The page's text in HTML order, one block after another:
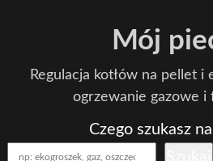
Mój
Regulacja kotłów na pellet i
ogrzewanie gazowe i
Czego szukasz